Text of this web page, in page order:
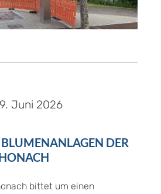
Juni 2026
DER
bittet um einen